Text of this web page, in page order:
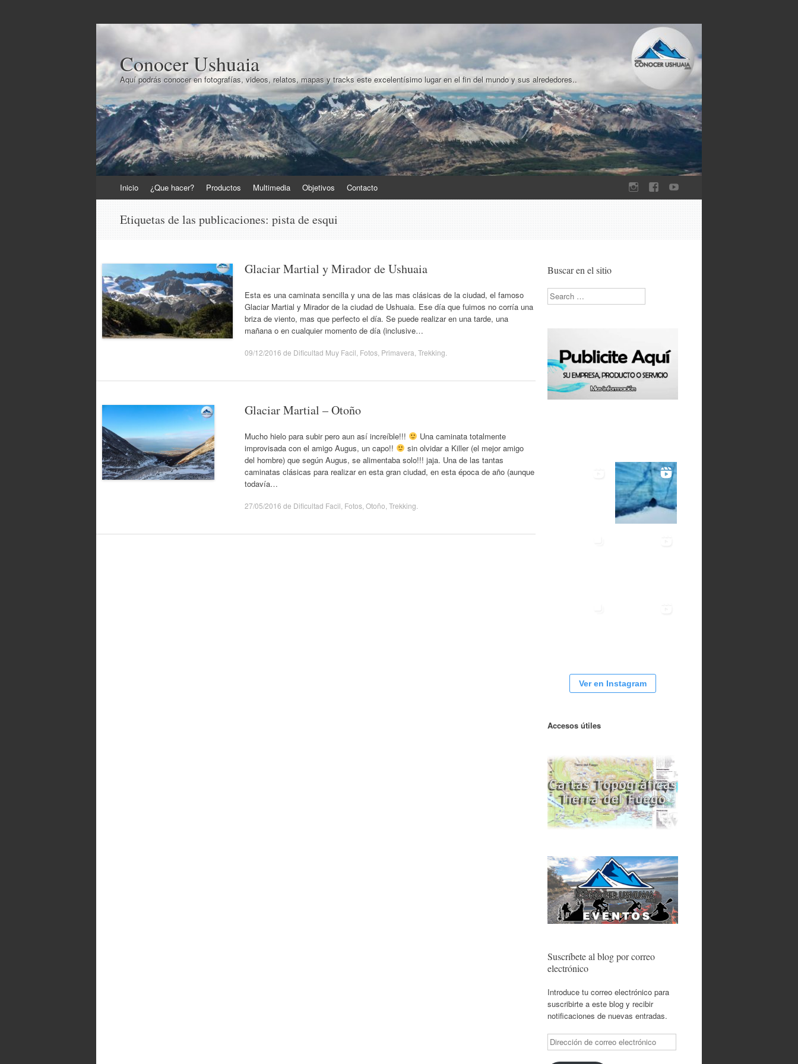
Conocer Ushuaia
Aquí podrás conocer en fotografías, videos, relatos, mapas y tracks este excelentísimo lugar en el fin del mundo y sus alrededores..
al
Inicio ¿Que hacer? Productos Multimedia Objetivos Contacto
Etiquetas de las publicaciones: pista de esqui
Glaciar Martial y Mirador de Ushuaia
Esta es una caminata sencilla y una de las mas clásicas de la ciudad, el famoso
Glaciar Martial y Mirador de la ciudad de Ushuaia. Ese día que fuimos no corría una
briza de viento, mas que perfecto el día. Se puede realizar en una tarde, una
mañana o en cualquier momento de día (inclusive…
09/12/2016 de Dificultad Muy Facil Fotos Primavera Trekking
Glaciar Martial – Otoño
Mucho hielo para subir pero aun así increíble!!!
Una caminata totalmente
improvisada con el amigo Augus, un capo!!
sin olvidar a Killer (el mejor amigo
del hombre) que según Augus, se alimentaba solo!!! jaja. Una de las tantas
caminatas clásicas para realizar en esta gran ciudad, en esta época de año (aunque
todavía…
27/05/2016 de Dificultad Facil Fotos Otoño Trekking
Buscar en el sitio
Search
Ver en Instagram
Accesos útiles
Suscríbete al blog por correo
electrónico
Introduce tu correo electrónico para
suscribirte a este blog y recibir
notificaciones de nuevas entradas.
Dirección
de